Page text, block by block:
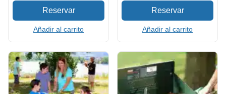
Añadir al carrito Añadir al carrito